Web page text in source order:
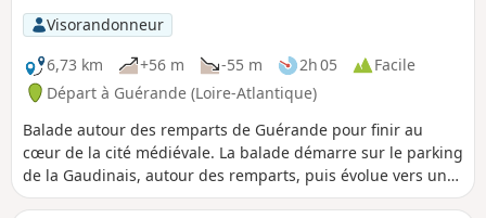
Visorandonneur
6,73 km
+56 m -55 m 2h 05
Facile
Départ à Guérande (Loire-Atlantique)
Balade autour des remparts de Guérande pour finir au
cœur de la cité médiévale. La balade démarre sur le parking
de la Gaudinais, autour des remparts, puis évolue vers un
chemin qui rejoint un petit bout du GR®®34.